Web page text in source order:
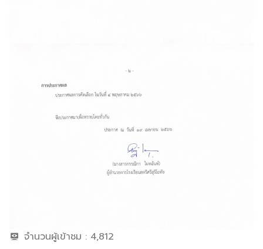
จำนวนผู้เข้าชม : 4,812